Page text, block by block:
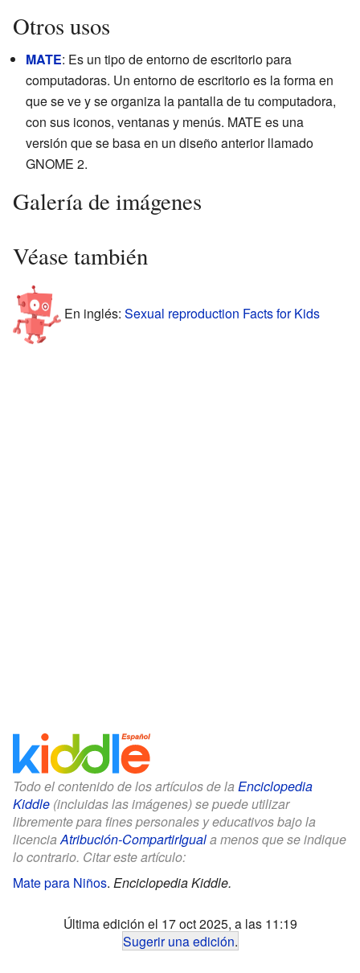
Otros usos
MATE: Es un tipo de entorno de escritorio para
computadoras. Un entorno de escritorio es la forma en
que se ve y se organiza la pantalla de tu computadora,
con sus iconos, ventanas y menús. MATE es una
versión que se basa en un diseño anterior llamado
GNOME 2.
Galería de imágenes
Véase también
En inglés: Sexual reproduction Facts for Kids
Todo el contenido de los artículos de la Enciclopedia
Kiddle (incluidas las imágenes) se puede utilizar
libremente para fines personales y educativos bajo la
licenciaAtribución-CompartirIguala menos que se indique
lo contrario. Citar este artículo:
Mate para Niños. Enciclopedia Kiddle.
Última edición el 17 oct 2025, a las 11:19
Sugerir una edición.